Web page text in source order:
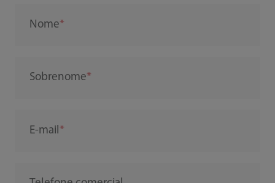
Nome
Sobrenome
E-mail